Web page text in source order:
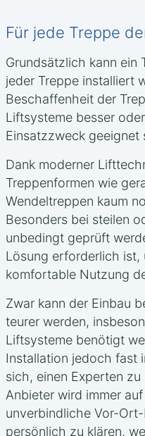
Für jede Treppe
Grundsätzlich kann ein
jeder Treppe installiert
Beschaffenheit der
Liftsysteme besser
Einsatzzweck geeignet
Dank moderner
Treppenformen wie
Wendeltreppen kaum
Besonders bei steilen
unbedingt geprüft
Lösung erforderlich ist,
komfortable Nutzung
Zwar kann der Einbau
teurer werden,
Liftsysteme benötigt
Installation jedoch fast
sich, einen Experten
Anbieter wird immer
unverbindliche Vor-
persönlich zu klären,